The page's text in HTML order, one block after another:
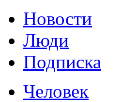
Новости
Люди
Подписка
Человек